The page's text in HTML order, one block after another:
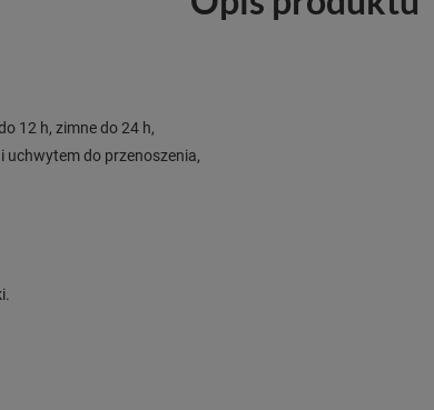
12 h, zimne do 24 h,
uchwytem do przenoszenia,